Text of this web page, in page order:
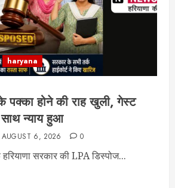
haryana
पक्का होने की राह खुली, गेस्ट
साथ न्याय हुआ
AUGUST 6, 2026 0
सरकार की LPA डिस्पोज...